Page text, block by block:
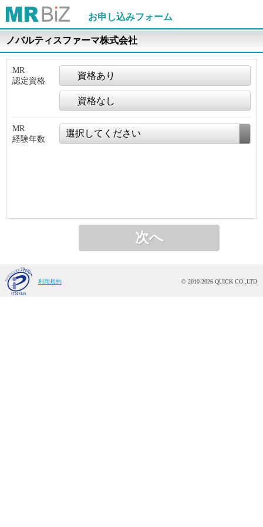
お申し込みフォーム
ノバルティスファーマ株式会社
MR
認定資格
資格あり
資格なし
MR
経験年数
次へ
© 2010-2026 QUICK CO.,LTD
利用規約